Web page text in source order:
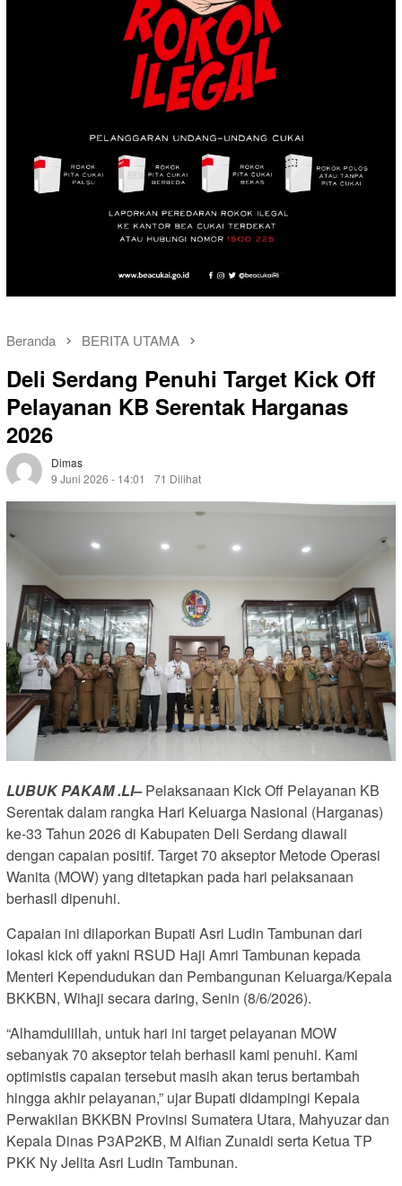
Beranda BERITA UTAMA
Deli Serdang Penuhi Target Kick Off
Pelayanan KB Serentak Harganas
2026
Dimas
9 Juni 2026 - 14:01
71 Dilihat
LUBUK PAKAM .LI–Pelaksanaan Kick Off Pelayanan KB
Serentak dalam rangka Hari Keluarga Nasional (Harganas)
ke-33 Tahun 2026 di Kabupaten Deli Serdang diawali
dengan capaian positif. Target 70 akseptor Metode Operasi
Wanita (MOW) yang ditetapkan pada hari pelaksanaan
berhasil dipenuhi.
Capaian ini dilaporkan Bupati Asri Ludin Tambunan dari
lokasi kick off yakni RSUD Haji Amri Tambunan kepada
Menteri Kependudukan dan Pembangunan Keluarga/Kepala
BKKBN, Wihaji secara daring, Senin (8/6/2026).
“Alhamdulillah, untuk hari ini target pelayanan MOW
sebanyak 70 akseptor telah berhasil kami penuhi. Kami
optimistis capaian tersebut masih akan terus bertambah
hingga akhir pelayanan,” ujar Bupati didampingi Kepala
Perwakilan BKKBN Provinsi Sumatera Utara, Mahyuzar dan
Kepala Dinas P3AP2KB, M Alfian Zunaidi serta Ketua TP
PKK Ny Jelita Asri Ludin Tambunan.